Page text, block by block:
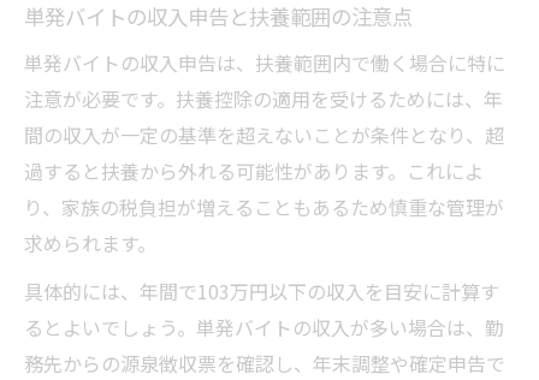
単発バイトの収入申告と扶養範囲の注意点
単発バイトの収入申告は、扶養範囲内で働く場合に特に
注意が必要です。扶養控除の適用を受けるためには、年
間の収入が一定の基準を超えないことが条件となり、超
過すると扶養から外れる可能性があります。これによ
り、家族の税負担が増えることもあるため慎重な管理が
求められます。
具体的には、年間で103万円以下の収入を目安に計算す
るとよいでしょう。単発バイトの収入が多い場合は、勤
務先からの源泉徴収票を確認し、年末調整や確定申告で